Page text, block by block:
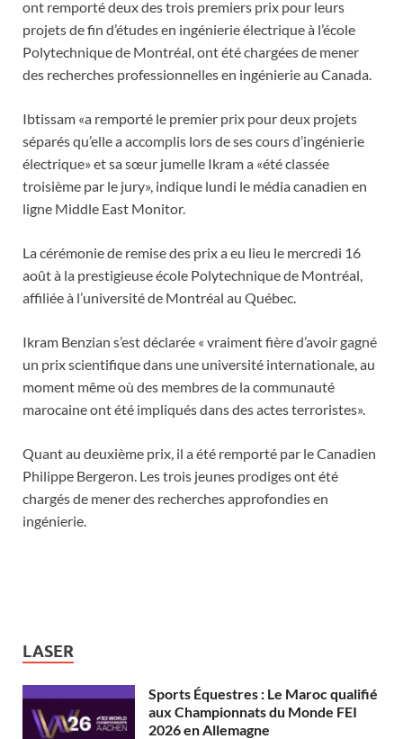
ont remporté deux des trois premiers prix pour leurs
projets de fin d’études en ingénierie électrique à l’école
Polytechnique de Montréal, ont été chargées de mener
des recherches professionnelles en ingénierie au Canada.
Ibtissam «a remporté le premier prix pour deux projets
séparés qu’elle a accomplis lors de ses cours d’ingénierie
électrique» et sa sœur jumelle Ikram a «été classée
troisième par le jury», indique lundi le média canadien en
ligne Middle East Monitor.
La cérémonie de remise des prix a eu lieu le mercredi 16
août à la prestigieuse école Polytechnique de Montréal,
affiliée à l’université de Montréal au Québec.
Ikram Benzian s’est déclarée « vraiment fière d’avoir gagné
un prix scientifique dans une université internationale, au
moment même où des membres de la communauté
marocaine ont été impliqués dans des actes terroristes».
Quant au deuxième prix, il a été remporté par le Canadien
Philippe Bergeron. Les trois jeunes prodiges ont été
chargés de mener des recherches approfondies en
ingénierie.
LASER
Sports Équestres : Le Maroc qualifié
aux Championnats du Monde FEI
2026 en Allemagne